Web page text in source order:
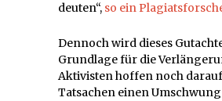
deuten“, so ein
Dennoch wird dieses
Grundlage für die
Aktivisten hoffen noch
Tatsachen einen